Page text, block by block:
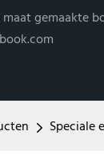
gemaakte
Speciale